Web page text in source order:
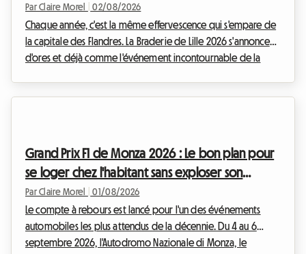
Par Claire Morel 02/08/2026
Chaque année, c'est la même effervescence qui s'empare de
la capitale des Flandres. La Braderie de Lille 2026 s'annonce
d'ores et déjà comme l'événement incontournable de la
devient très vite un véritable pa...
Grand Prix F1 de Monza 2026 : Le bon plan pour
se loger chez l'habitant sans exploser son
budget
Par Claire Morel 01/08/2026
Le compte à rebours est lancé pour l'un des événements
automobiles les plus attendus de la décennie. Du 4 au 6
septembre 2026, l'Autodromo Nazionale di Monza, le